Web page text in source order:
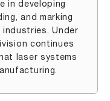
in developing
and marking
Under
continues
laser systems